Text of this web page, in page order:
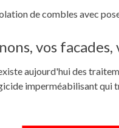
de combles avec
vos facades,
aujourd'hui des
imperméabilisant